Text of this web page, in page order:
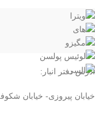
آدرس دفتر انبار:
خیابان پیروزی- خیابان